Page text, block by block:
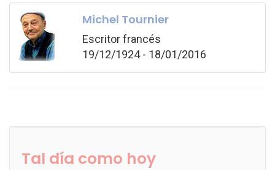
Michel Tournier
Escritor francés
19/12/1924 - 18/01/2016
Tal día como hoy